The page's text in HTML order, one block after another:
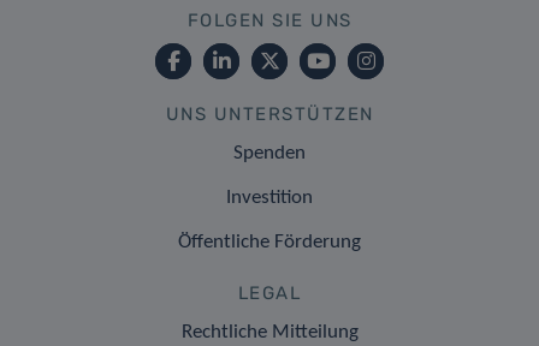
FOLGEN SIE UNS
UNS UNTERSTÜTZEN
Spenden
Investition
Öffentliche Förderung
LEGAL
Rechtliche Mitteilung